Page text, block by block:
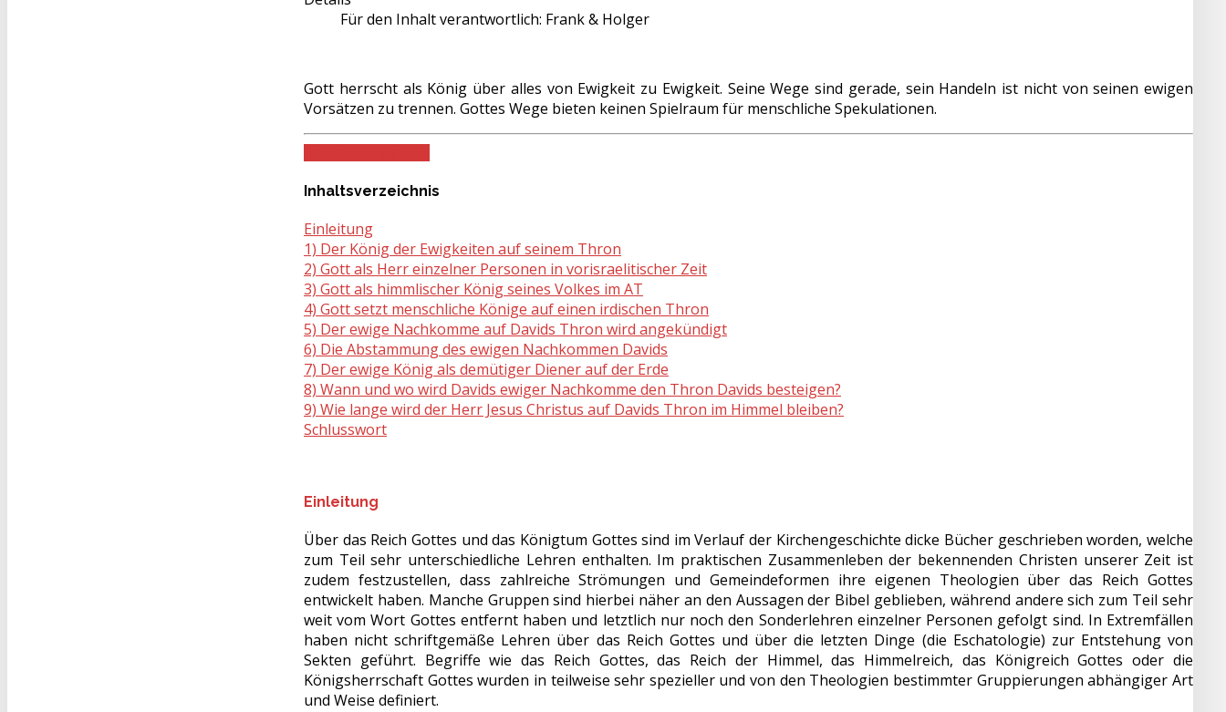
Für den Inhalt verantwortlich: Frank & Holger
Gott herrscht als König über alles von Ewigkeit zu Ewigkeit. Seine Wege sind gerade, sein Handeln ist nicht von seinen ewigen
Vorsätzen zu trennen. Gottes Wege bieten keinen Spielraum für menschliche Spekulationen.
Inhaltsverzeichnis
Einleitung
1) Der König der Ewigkeiten auf seinem Thron
2) Gott als Herr einzelner Personen in vorisraelitischer Zeit
3) Gott als himmlischer König seines Volkes im AT
4) Gott setzt menschliche Könige auf einen irdischen Thron
5) Der ewige Nachkomme auf Davids Thron wird angekündigt
6) Die Abstammung des ewigen Nachkommen Davids
7) Der ewige König als demütiger Diener auf der Erde
8) Wann und wo wird Davids ewiger Nachkomme den Thron Davids besteigen?
9) Wie lange wird der Herr Jesus Christus auf Davids Thron im Himmel bleiben?
Schlusswort
Einleitung
Über das Reich Gottes und das Königtum Gottes sind im Verlauf der Kirchengeschichte dicke Bücher geschrieben worden, welche
zum Teil sehr unterschiedliche Lehren enthalten. Im praktischen Zusammenleben der bekennenden Christen unserer Zeit ist
zudem festzustellen, dass zahlreiche Strömungen und Gemeindeformen ihre eigenen Theologien über das Reich Gottes
entwickelt haben. Manche Gruppen sind hierbei näher an den Aussagen der Bibel geblieben, während andere sich zum Teil sehr
weit vom Wort Gottes entfernt haben und letztlich nur noch den Sonderlehren einzelner Personen gefolgt sind. In Extremfällen
haben nicht schriftgemäße Lehren über das Reich Gottes und über die letzten Dinge (die Eschatologie) zur Entstehung von
Sekten geführt. Begriffe wie das Reich Gottes, das Reich der Himmel, das Himmelreich, das Königreich Gottes oder die
Königsherrschaft Gottes wurden in teilweise sehr spezieller und von den Theologien bestimmter Gruppierungen abhängiger Art
und Weise definiert.